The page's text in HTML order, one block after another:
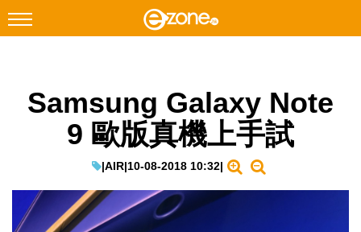
Facebook Instagram
遊戲動漫
教學評測
Samsung Galaxy Note
9 歐版真機上手試
|AIR|10-08-2018 10:32|